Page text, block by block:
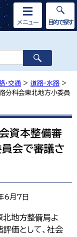
メニュー 目的で探す
・交通 > 道路・水路 >
分科会東北地方小委員
資本整備審
会で審議さ
6月7日
北地方整備局よ
評価として、社会